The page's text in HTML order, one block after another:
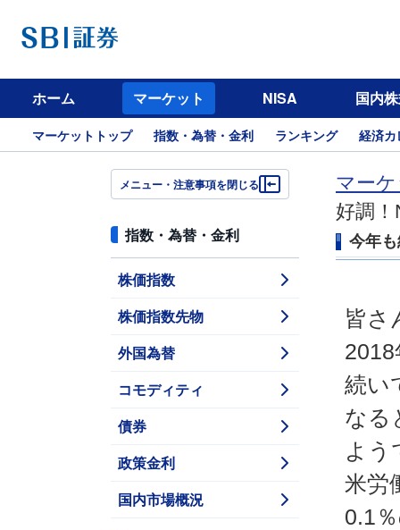
ホーム マーケット NISA 国内
マーケットトップ 指数・為替・金利 ランキング 経済
メニュー・注意事項を閉じる
指数・為替・金利
株価指数
株価指数先物
外国為替
コモディティ
債券
政策金利
国内市場概況
マー
好調
今年
皆さ
続い
なる
よう
米労
0.1